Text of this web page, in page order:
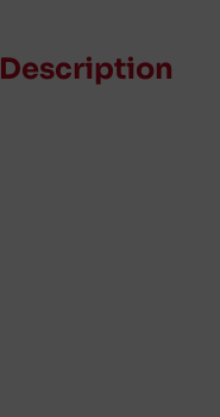
Description